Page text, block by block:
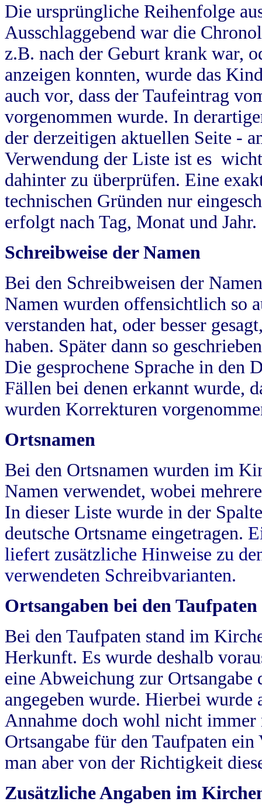
Die ursprüngliche Reihenfolge
Ausschlaggebend war die
z.B. nach der Geburt krank war,
anzeigen konnten, wurde das
auch vor, dass der Taufeintrag
vorgenommen wurde. In
der derzeitigen aktuellen Seite -
Verwendung der Liste ist es
dahinter zu überprüfen. Eine
technischen Gründen nur
erfolgt nach Tag, Monat und Jahr.
Schreibweise der Namen
Bei den Schreibweisen der
Namen wurden offensichtlich so
verstanden hat, oder besser
haben. Später dann so
Die gesprochene Sprache in
Fällen bei denen erkannt wurde,
wurden Korrekturen
Ortsnamen
Bei den Ortsnamen wurden im
Namen verwendet, wobei
In dieser Liste wurde in der
deutsche Ortsname eingetragen.
liefert zusätzliche Hinweise zu
verwendeten Schreibvarianten.
Ortsangaben bei den Taufpaten
Bei den Taufpaten stand im
Herkunft. Es wurde deshalb
eine Abweichung zur
angegeben wurde. Hierbei wurde
Annahme doch wohl nicht
Ortsangabe für den Taufpaten
man aber von der Richtigkeit
Zusätzliche Angaben im